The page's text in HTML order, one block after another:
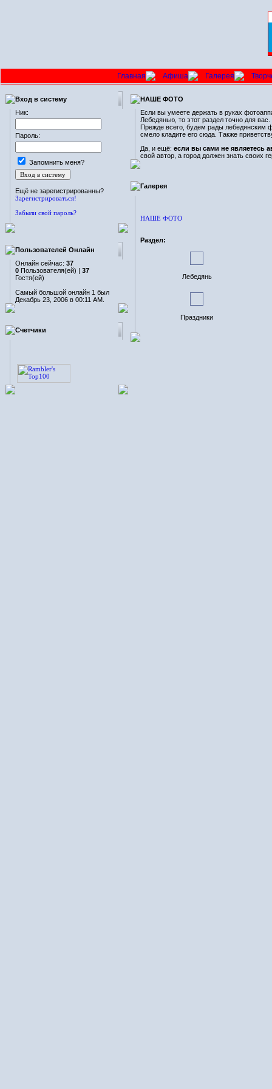
Главная Афиша Галерея
Вход в систему
Ник:
Пароль:
Запомнить меня?
Ещё не зарегистрированны?
Зарегистрироваться!
Забыли свой пароль?
Пользователей Онлайн
Онлайн сейчас: 37
0 Пользователя(ей) | 37
Гостя(ей)
Самый большой онлайн 1 был
Декабрь 23, 2006 в 00:11 AM.
Счетчики
НАШЕ ФОТО
Если вы умеете держать в руках
Лебедянью, то этот раздел точно для
Прежде всего, будем рады лебедянским
смело кладите его сюда. Также
Да, и ещё: если вы сами не являетесь
свой автор, а город должен знать своих
Галерея
НАШЕ ФОТО
Раздел:
Лебедянь
Праздники